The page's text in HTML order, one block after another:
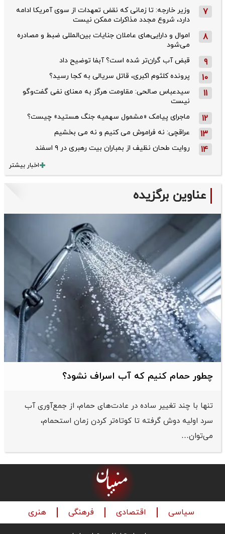
7
وزیر خارجه: تا زمانی که نقض تعهدات از سوی آمریکا ادامه
دارد، شروع مجدد مذاکرات ممکن نیست
8
اموال و دارایی‌های عاملان جنایات بین‌المللی ضبط و مصادره
می‌شود
9 قبض آب گران‌تر شده است؟ آبفا توضیح داد
10 پرونده کلثوم اکبری، قاتل سریالی به کجا رسید؟
11
سیدعباس صالحی: مقاومت هرگز به معنای نفی گفت‌وگو
نیست
12 ماجرای پیامک «مشمول سهمیه جنگ هستید» چیست؟
13 عراقچی: نه فراموش می کنیم و نه می بخشیم
14 روایت طحان‌ نظیف از بمباران بیت رهبری در ۹ اسفند
اخبار بیشتر
عناوین برگزیده
چطور حمام کنیم که آب اسراف نشود؟
تنها با چند تغییر ساده در عادت‌های حمام، از جمع‌آوری آب
سرد اولیه دوش گرفته تا کوتاه‌تر کردن زمان استحمام،
می‌توان…
سیاسی اقتصادی فرهنگی هنری